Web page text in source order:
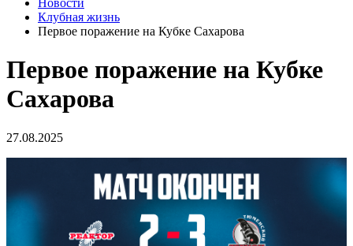
Новости
Клубная жизнь
Первое поражение на Кубке Сахарова
Первое поражение на Кубке
Сахарова
27.08.2025